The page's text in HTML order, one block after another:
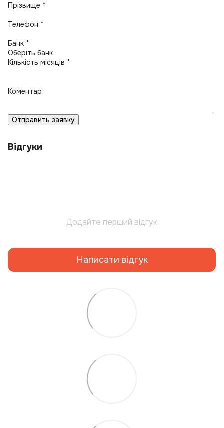
Прізвище *
Телефон *
Банк *
Кількість місяців *
Коментар
Отправить заявку
Відгуки
Додайте перший відгук
Написати відгук